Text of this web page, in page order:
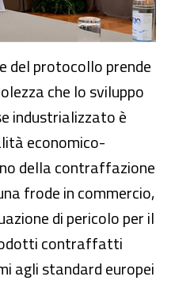
del protocollo prende
che lo sviluppo
industrializzato è
economico-
della contraffazione
frode in commercio,
di pericolo per il
contraffatti
agli standard europei